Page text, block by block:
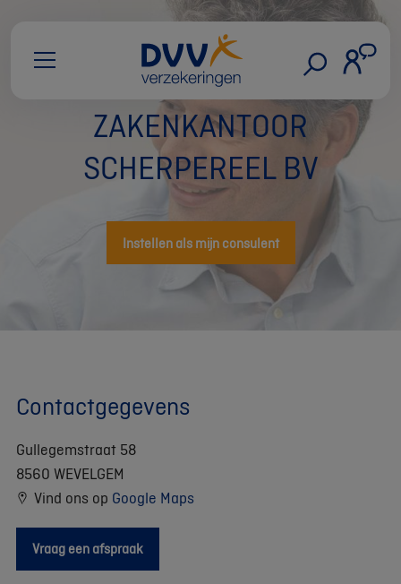
ZAKENKANTOOR
SCHERPEREEL BV
Instellen als mijn consulent
Contactgegevens
Gullegemstraat 58
8560 WEVELGEM
Vind ons op Google Maps
Vraag een afspraak